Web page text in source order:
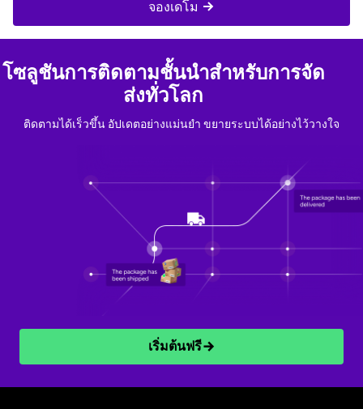
จองเดโม
โซลูชันการติดตามชั้นนำสำหรับการจัด
ส่งทั่วโลก
ติดตามได้เร็วขึ้น อัปเดตอย่างแม่นยำ ขยายระบบได้อย่างไว้วางใจ
เริ่มต้นฟรี